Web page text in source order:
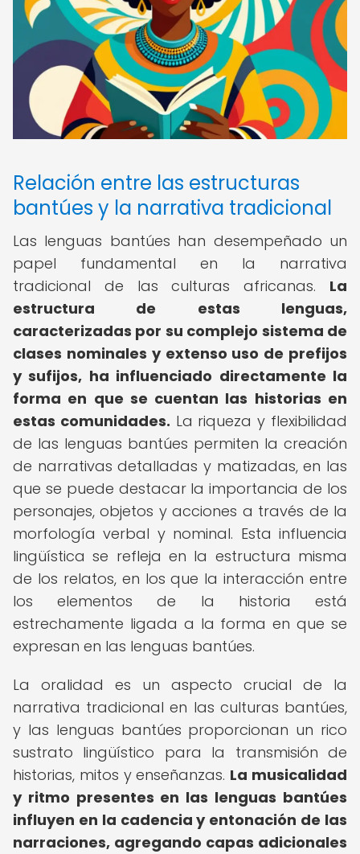
Relación entre las estructuras
bantúes y la narrativa tradicional
Las lenguas bantúes han desempeñado un
papel fundamental en la narrativa
tradicional de las culturas africanas. La
estructura de estas lenguas,
caracterizadas por su complejo sistema de
clases nominales y extenso uso de prefijos
y sufijos, ha influenciado directamente la
forma en que se cuentan las historias en
estas comunidades. La riqueza y flexibilidad
de las lenguas bantúes permiten la creación
de narrativas detalladas y matizadas, en las
que se puede destacar la importancia de los
personajes, objetos y acciones a través de la
morfología verbal y nominal. Esta influencia
lingüística se refleja en la estructura misma
de los relatos, en los que la interacción entre
los elementos de la historia está
estrechamente ligada a la forma en que se
expresan en las lenguas bantúes.
La oralidad es un aspecto crucial de la
narrativa tradicional en las culturas bantúes,
y las lenguas bantúes proporcionan un rico
sustrato lingüístico para la transmisión de
historias, mitos y enseñanzas. La musicalidad
y ritmo presentes en las lenguas bantúes
influyen en la cadencia y entonación de las
narraciones, agregando capas adicionales